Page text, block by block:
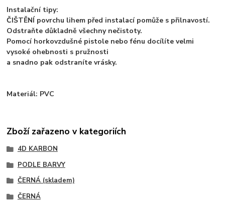
Instalační tipy:
ČIŠTĚNÍ povrchu lihem před instalací pomůže s přilnavostí.
Odstraňte důkladně všechny nečistoty.
Pomocí horkovzdušné pistole nebo fénu docílíte velmi
vysoké ohebnosti s pružnosti
a snadno pak odstraníte vrásky.
Materiál: PVC
Zboží zařazeno v kategoriích
4D KARBON
PODLE BARVY
ČERNÁ (skladem)
ČERNÁ